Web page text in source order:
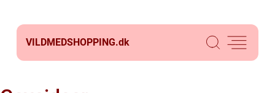
VILDMEDSHOPPING.dk